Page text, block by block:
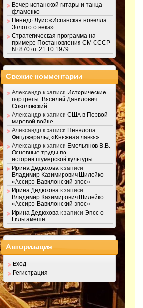
Вечер испанской гитары и танца
фламенко
Пинедо Луис «Испанская новелла
Золотого века»
Стратегическая программа на
примере Постановления СМ СССР
№ 870 от 21.10.1979
Свежие комментарии
Александр к записи Исторические
портреты: Василий Данилович
Соколовский
Александр к записи США в Первой
мировой войне
Александр к записи Пенелопа
Фицджеральд «Книжная лавка»
Александр к записи Емельянов В.В.
Основные труды по
истории шумерской культуры
Ирина Дедюхова к записи
Владимир Казимирович Шилейко
«Ассиро-Вавилонский эпос»
Ирина Дедюхова к записи
Владимир Казимирович Шилейко
«Ассиро-Вавилонский эпос»
Ирина Дедюхова к записи Эпос о
Гильгамеше
Авторизация
Вход
Регистрация